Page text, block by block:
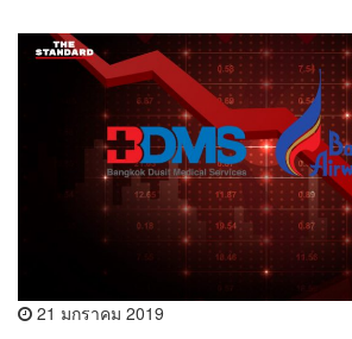
21 มกราคม 2019